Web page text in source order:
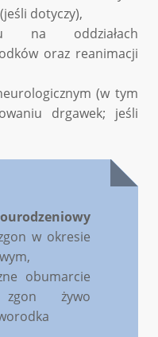
(jeśli dotyczy),
na oddziałach
oraz reanimacji
(w tym
drgawek; jeśli
w okresie
obumarcie
żywo